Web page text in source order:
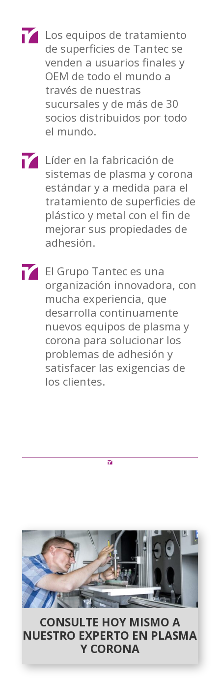
Los equipos de tratamiento
de superficies de Tantec se
venden a usuarios finales y
OEM de todo el mundo a
través de nuestras
sucursales y de más de 30
socios distribuidos por todo
el mundo.
Líder en la fabricación de
sistemas de plasma y corona
estándar y a medida para el
tratamiento de superficies de
plástico y metal con el fin de
mejorar sus propiedades de
adhesión.
El Grupo Tantec es una
organización innovadora, con
mucha experiencia, que
desarrolla continuamente
nuevos equipos de plasma y
corona para solucionar los
problemas de adhesión y
satisfacer las exigencias de
los clientes.
CONSULTE HOY MISMO A
NUESTRO EXPERTO EN PLASMA
Y CORONA